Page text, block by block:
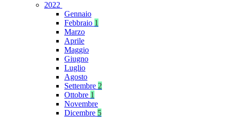
2022
Gennaio
Febbraio 1
Marzo
Aprile
Maggio
Giugno
Luglio
Agosto
Settembre 2
Ottobre 1
Novembre
Dicembre 5